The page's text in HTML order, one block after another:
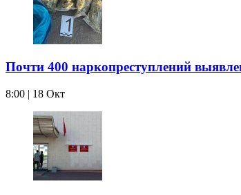
Почти 400 наркопреступлений
8:00 | 18 Окт